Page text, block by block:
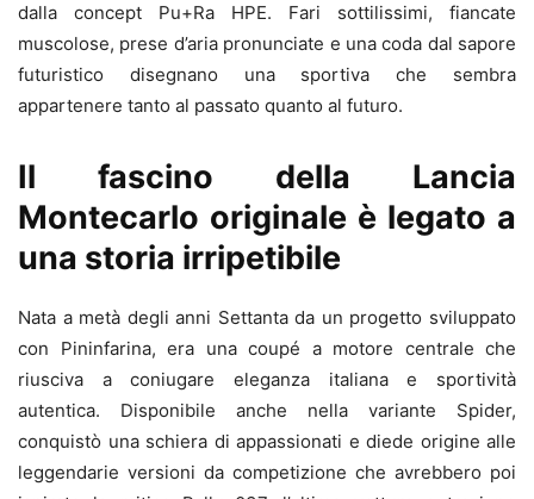
dalla concept Pu+Ra HPE. Fari sottilissimi, fiancate
muscolose, prese d’aria pronunciate e una coda dal sapore
futuristico disegnano una sportiva che sembra
appartenere tanto al passato quanto al futuro.
Il fascino della Lancia
Montecarlo originale è legato a
una storia irripetibile
Nata a metà degli anni Settanta da un progetto sviluppato
con Pininfarina, era una coupé a motore centrale che
riusciva a coniugare eleganza italiana e sportività
autentica. Disponibile anche nella variante Spider,
conquistò una schiera di appassionati e diede origine alle
leggendarie versioni da competizione che avrebbero poi